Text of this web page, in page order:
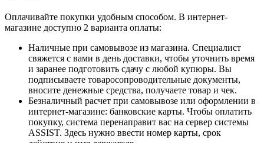
Оплачивайте покупки удобным способом. В интернет-
магазине доступно 2 варианта оплаты:
Наличные при самовывозе из магазина. Специалист
свяжется с вами в день доставки, чтобы уточнить время
и заранее подготовить сдачу с любой купюры. Вы
подписываете товаросопроводительные документы,
вносите денежные средства, получаете товар и чек.
Безналичный расчет при самовывозе или оформлении в
интернет-магазине: банковские карты. Чтобы оплатить
покупку, система перенаправит вас на сервер системы
ASSIST. Здесь нужно ввести номер карты, срок